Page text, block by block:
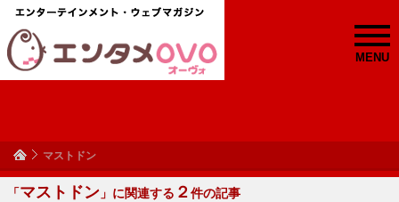
MENU
マストドン
「マストドン 」に関連する ２件の記事